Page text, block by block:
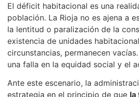
El déficit habitacional es una
población. La Rioja no es ajena a
la lentitud o paralización de la
existencia de unidades
circunstancias, permanecen
una falla en la equidad social y el
Ante este escenario, la
estrategia en el principio de que la